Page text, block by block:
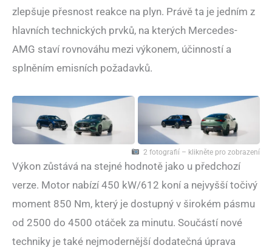
zlepšuje přesnost reakce na plyn. Právě ta je jedním z
hlavních technických prvků, na kterých Mercedes-
AMG staví rovnováhu mezi výkonem, účinností a
splněním emisních požadavků.
2 fotografií – klikněte pro zobrazení
Výkon zůstává na stejné hodnotě jako u předchozí
verze. Motor nabízí 450 kW/612 koní a nejvyšší točivý
moment 850 Nm, který je dostupný v širokém pásmu
od 2500 do 4500 otáček za minutu. Součástí nové
techniky je také nejmodernější dodatečná úprava